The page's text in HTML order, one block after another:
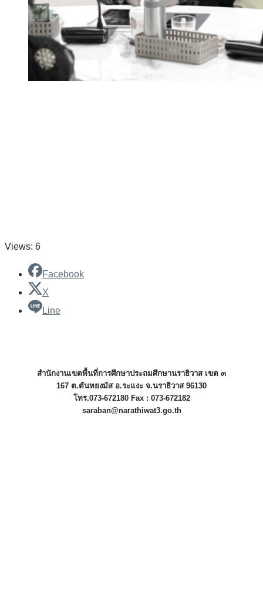
Views: 6
Facebook
X
Line
สำนักงานเขตพื้นที่การศึกษาประถมศึกษานราธิวาส เขต ๓
167 ต.ตันหยงมัส อ.ระแงะ จ.นราธิวาส 96130
โทร.073-672180 Fax : 073-672182
saraban@narathiwat3.go.th